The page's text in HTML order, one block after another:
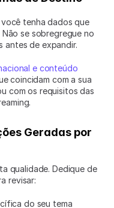
tenha dados que
se sobregregue no
antes de expandir.
e conteúdo
coincidam com a sua
com os requisitos das
Geradas por
qualidade. Dedique de
revisar:
do seu tema